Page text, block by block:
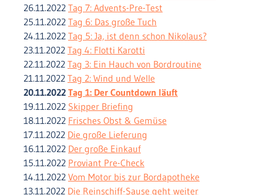
26.11.2022 Tag 7: Advents-Pre-Test
25.11.2022 Tag 6: Das große Tuch
24.11.2022 Tag 5: Ja, ist denn schon Nikolaus?
23.11.2022 Tag 4: Flotti Karotti
22.11.2022 Tag 3: Ein Hauch von Bordroutine
21.11.2022 Tag 2: Wind und Welle
20.11.2022 Tag 1: Der Countdown läuft
19.11.2022 Skipper Briefing
18.11.2022 Frisches Obst & Gemüse
17.11.2022 Die große Lieferung
16.11.2022 Der große Einkauf
15.11.2022 Proviant Pre-Check
14.11.2022 Vom Motor bis zur Bordapotheke
13.11.2022 Die Reinschiff-Sause geht weiter